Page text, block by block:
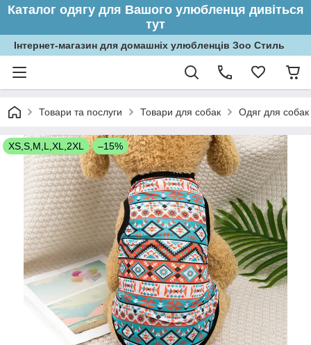
Каталог одягу для Вашого улюбленця дивіться
тут
Інтернет-магазин для домашніх улюбленців Зоо Стиль
Товари та послуги Товари для собак Одяг для собак
XS,S,M,L,XL,2XL –15%